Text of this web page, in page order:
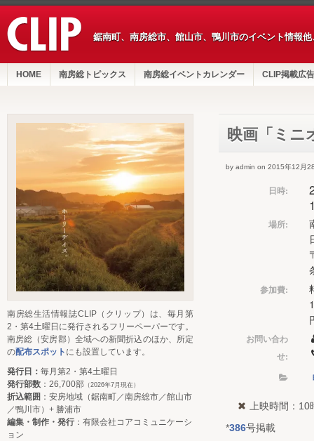
鋸南町、南房総市、館山市、鴨川市のイベント情報
HOME 南房総トピックス 南房総イベントカレンダー CLIP掲載広告
映画「ミニ
by admin on 2015年12月
日時:
場所:
参加費:
お問い合わ
せ:
上映時間：
*386号掲載
南房総生活情報誌CLIP（クリップ）は、毎月第
2・第4土曜日に発行されるフリーペーパーです。
南房総（安房郡）全域への新聞折込のほか、所定
の配布スポット にも設置しています。
発行日： 毎月第2・第4土曜日
発行部数 ：26,700部 （2026年7月現在）
折込範囲 ：安房地域（鋸南町／南房総市／館山市
／鴨川市）+ 勝浦市
編集・制作・発行：有限会社コアコミュニケーシ
ョン